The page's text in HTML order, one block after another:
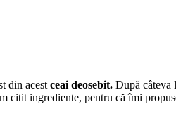
din acest ceai deosebit. După câteva
citit ingrediente, pentru că îmi